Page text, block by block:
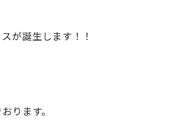
が誕生します！！
ります。